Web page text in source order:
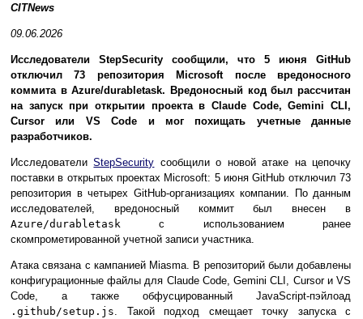
CITNews
09.06.2026
Исследователи StepSecurity сообщили, что 5 июня GitHub
отключил 73 репозитория Microsoft после вредоносного
коммита в Azure/durabletask. Вредоносный код был рассчитан
на запуск при открытии проекта в Claude Code, Gemini CLI,
Cursor или VS Code и мог похищать учетные данные
разработчиков.
ИсследователиStepSecurity сообщили о новой атаке на цепочку
поставки в открытых проектах Microsoft: 5 июня GitHub отключил 73
репозитория в четырех GitHub-организациях компании. По данным
исследователей, вредоносный коммит был внесен в
Azure/durabletask с использованием ранее
скомпрометированной учетной записи участника.
Атака связана с кампанией Miasma. В репозиторий были добавлены
конфигурационные файлы для Claude Code, Gemini CLI, Cursor и VS
Code, а также обфусцированный JavaScript-пэйлоад
.github/setup.js . Такой подход смещает точку запуска с